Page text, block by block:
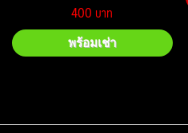
400
พร้อมเช่า